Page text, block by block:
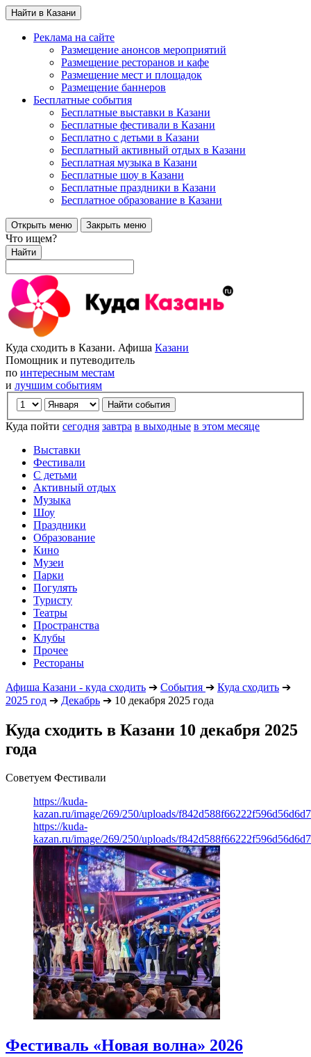
Найти в Казани
Реклама на сайте
Размещение анонсов мероприятий
Размещение ресторанов и кафе
Размещение мест и площадок
Размещение баннеров
Бесплатные события
Бесплатные выставки в Казани
Бесплатные фестивали в Казани
Бесплатно с детьми в Казани
Бесплатный активный отдых в Казани
Бесплатная музыка в Казани
Бесплатные шоу в Казани
Бесплатные праздники в Казани
Бесплатное образование в Казани
Открыть меню Закрыть меню
Что ищем?
Найти
Куда сходить в Казани. Афиша Казани
Помощник и путеводитель
по интересным местам
и лучшим событиям
Куда пойти сегодня завтра в выходные в этом месяце
Выставки
Фестивали
С детьми
Активный отдых
Музыка
Шоу
Праздники
Образование
Кино
Музеи
Парки
Погулять
Туристу
Театры
Пространства
Клубы
Прочее
Рестораны
Афиша Казани - куда сходить ➔ События ➔ Куда сходить ➔
2025 год ➔ Декабрь ➔ 10 декабря 2025 года
Куда сходить в Казани 10 декабря 2025
года
Советуем Фестивали
https://kuda-
kazan.ru/image/269/250/uploads/
https://kuda-
kazan.ru/image/269/250/uploads/
Фестиваль «Новая волна» 2026